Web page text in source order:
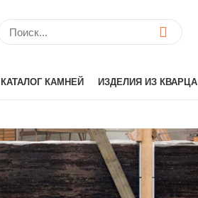
КАТАЛОГ КАМНЕЙ
Avant Quartz (Китай)
Belenco (Турция)
Bitto (Китай)
ИЗДЕЛИЯ ИЗ КВАРЦА